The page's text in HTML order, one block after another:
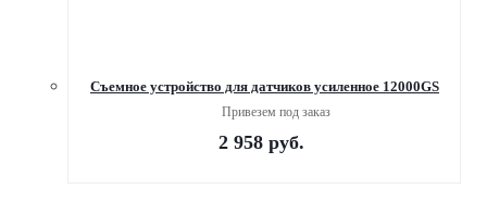
Съемное устройство для датчиков усиленное 12000GS
Привезем под заказ
2 958руб.